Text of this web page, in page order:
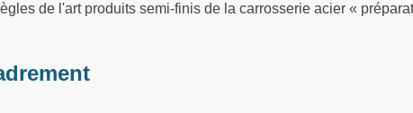
de l'art produits semi-finis de la carrosserie acier «